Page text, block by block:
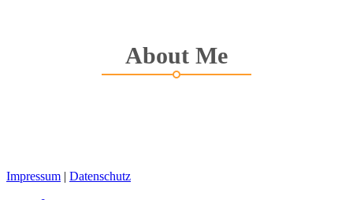
About Me
Impressum | Datenschutz